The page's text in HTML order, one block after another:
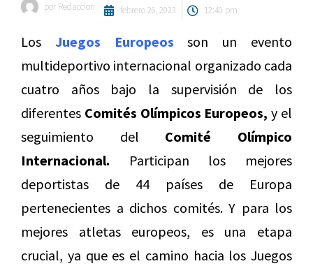
por Redaccion febrero 26, 2023 12:40 pm
Los Juegos Europeos son un evento
multideportivo internacional organizado cada
cuatro años bajo la supervisión de los
diferentes Comités Olímpicos Europeos,y el
seguimiento del Comité Olímpico
Internacional. Participan los mejores
deportistas de 44 países de Europa
pertenecientes a dichos comités. Y para los
mejores atletas europeos, es una etapa
crucial, ya que es el camino hacia los Juegos